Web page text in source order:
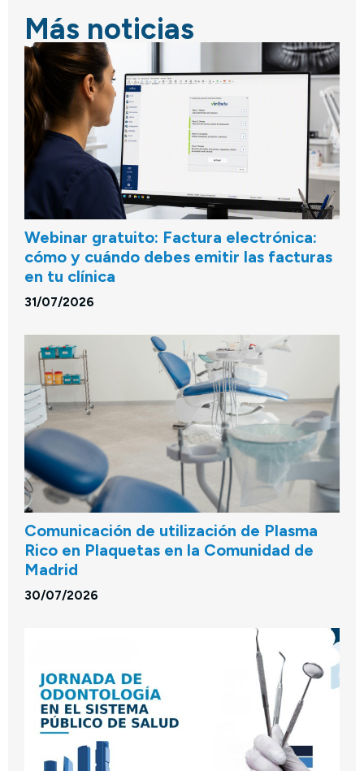
Más noticias
Webinar gratuito: Factura electrónica:
cómo y cuándo debes emitir las facturas
en tu clínica
31/07/2026
Comunicación de utilización de Plasma
Rico en Plaquetas en la Comunidad de
Madrid
30/07/2026